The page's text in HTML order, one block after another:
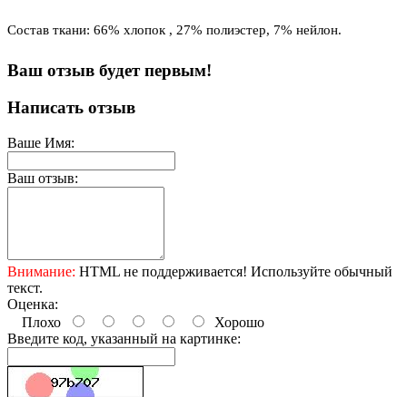
Состав ткани: 66% хлопок , 27% полиэстер, 7% нейлон.
Ваш отзыв будет первым!
Написать отзыв
Ваше Имя:
Ваш отзыв:
Внимание: HTML не поддерживается! Используйте обычный
текст.
Оценка:
Плохо
Хорошо
Введите код, указанный на картинке: